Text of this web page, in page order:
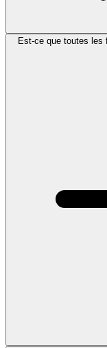
Est-ce que toutes les